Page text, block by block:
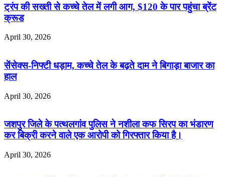
ट्रंप की सख्ती से कच्चे तेल में लगी आग, $120 के पार पहुंचा ब्रेंट
क्रूड
April 30, 2026
सेंसेक्स-निफ्टी धड़ाम, कच्चे तेल के बढ़ते दाम ने बिगाड़ा बाजार का
हाल
April 30, 2026
जशपुर जिले के पत्थलगांव पुलिस ने नशीला कफ सिरप का भंडारण
कर बिक्री करने वाले एक आरोपी को गिरफ्तार किया है।
April 30, 2026